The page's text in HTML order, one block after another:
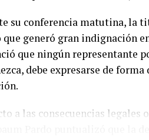
su conferencia matutina, la
que generó gran indignación
que ningún representante
debe expresarse de
a las consecuencias